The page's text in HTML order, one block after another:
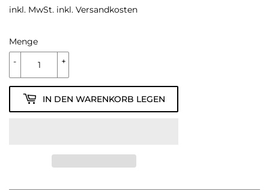
inkl. MwSt. inkl. Versandkosten
Menge
+
-
IN DEN WARENKORB LEGEN